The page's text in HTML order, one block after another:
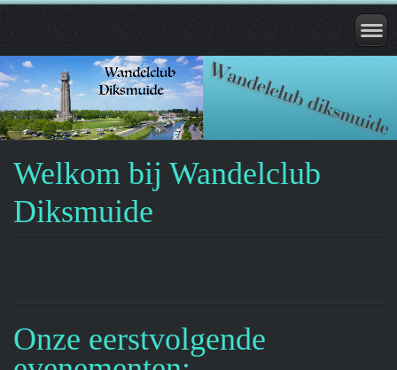
Welkom bij Wandelclub
Diksmuide
Onze eerstvolgende